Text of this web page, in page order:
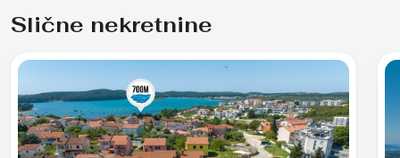
Slične nekretnine